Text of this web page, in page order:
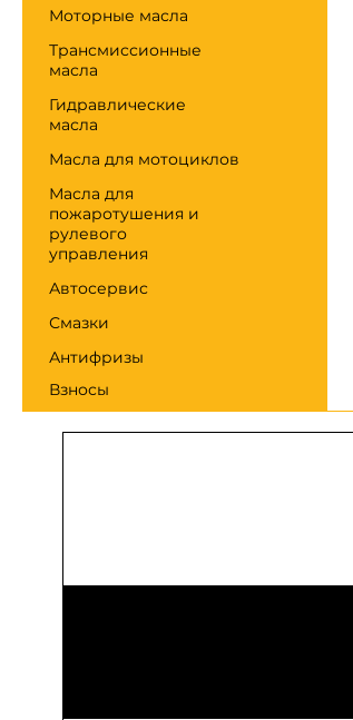
Моторные масла
Трансмиссионные
масла
Гидравлические
масла
Масла для мотоциклов
Масла для
пожаротушения и
рулевого
управления
Автосервис
Смазки
Антифризы
Взносы